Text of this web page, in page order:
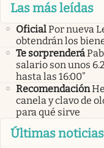
Las más leídas
OficialPor nueva
obtendrán los
Te sorprenderá
salario son unos
hasta las 16:00”
Recomendación
canela y clavo de
para qué sirve
Últimas noticias